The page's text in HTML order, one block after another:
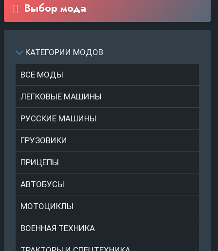
Выбор мода
КАТЕГОРИИ МОДОВ
ВСЕ МОДЫ
ЛЕГКОВЫЕ МАШИНЫ
РУССКИЕ МАШИНЫ
ГРУЗОВИКИ
ПРИЦЕПЫ
АВТОБУСЫ
МОТОЦИКЛЫ
ВОЕННАЯ ТЕХНИКА